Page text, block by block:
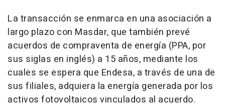
La transacción se enmarca en una asociación a
largo plazo con Masdar, que también prevé
acuerdos de compraventa de energía (PPA, por
sus siglas en inglés) a 15 años, mediante los
cuales se espera que Endesa, a través de una de
sus filiales, adquiera la energía generada por los
activos fotovoltaicos vinculados al acuerdo.